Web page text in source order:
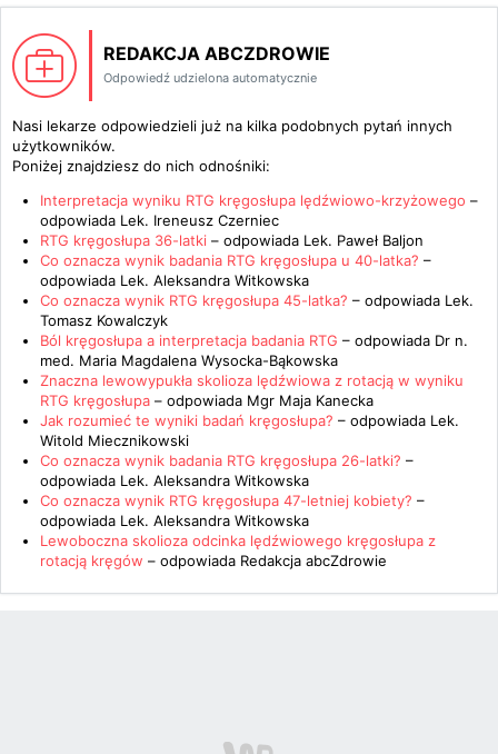
REDAKCJA ABCZDROWIE
Odpowiedź udzielona automatycznie
Nasi lekarze odpowiedzieli już na kilka podobnych pytań innych
użytkowników.
Poniżej znajdziesz do nich odnośniki:
Interpretacja wyniku RTG kręgosłupa lędźwiowo-krzyżowego –
odpowiada Lek. Ireneusz Czerniec
RTG kręgosłupa 36-latki – odpowiada Lek. Paweł Baljon
Co oznacza wynik badania RTG kręgosłupa u 40-latka? –
odpowiada Lek. Aleksandra Witkowska
Co oznacza wynik RTG kręgosłupa 45-latka? – odpowiada Lek.
Tomasz Kowalczyk
Ból kręgosłupa a interpretacja badania RTG – odpowiada Dr n.
med. Maria Magdalena Wysocka-Bąkowska
Znaczna lewowypukła skolioza lędźwiowa z rotacją w wyniku
RTG kręgosłupa – odpowiada Mgr Maja Kanecka
Jak rozumieć te wyniki badań kręgosłupa? – odpowiada Lek.
Witold Miecznikowski
Co oznacza wynik badania RTG kręgosłupa 26-latki? –
odpowiada Lek. Aleksandra Witkowska
Co oznacza wynik RTG kręgosłupa 47-letniej kobiety? –
odpowiada Lek. Aleksandra Witkowska
Lewoboczna skolioza odcinka lędźwiowego kręgosłupa z
rotacją kręgów – odpowiada Redakcja abcZdrowie